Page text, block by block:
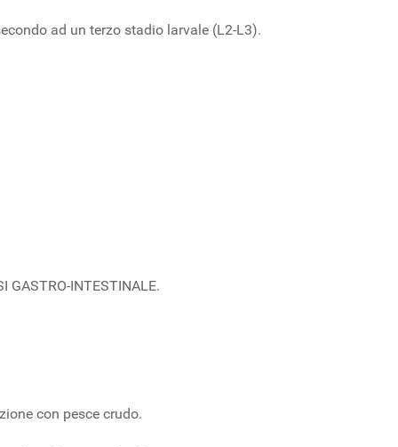
ad un terzo stadio larvale (L2-L3).
INTESTINALE.
con pesce crudo.